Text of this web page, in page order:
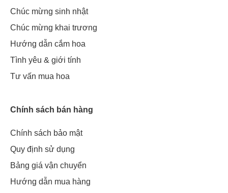
Chúc mừng sinh nhật
Chúc mừng khai trương
Hướng dẫn cắm hoa
Tình yêu & giới tính
Tư vấn mua hoa
Chính sách bán hàng
Chính sách bảo mật
Quy định sử dụng
Bảng giá vận chuyển
Hướng dẫn mua hàng